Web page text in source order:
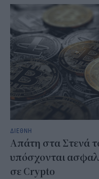
ΔΙΕΘΝΗ
Απάτη στα Στενά
υπόσχονται
σε Crypto